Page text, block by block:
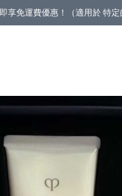
享免運費優惠！（適用於 特